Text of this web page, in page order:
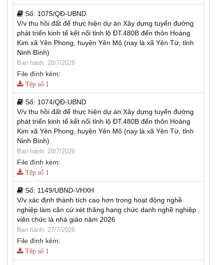
Số: 1075/QĐ-UBND
V/v thu hồi đất để thực hiện dự án Xây dựng tuyến đường
phát triển kinh tế kết nối tỉnh lộ ĐT.480B đến thôn Hoàng
Kim xã Yên Phong, huyện Yên Mô (nay là xã Yên Từ, tỉnh
Ninh Bình)
Ban hành: 28/7/2026
File đính kèm:
Tệp số 1
Số: 1074/QĐ-UBND
V/v thu hồi đất để thực hiện dự án Xây dựng tuyến đường
phát triển kinh tế kết nối tỉnh lộ ĐT.480B đến thôn Hoàng
Kim xã Yên Phong, huyện Yên Mô (nay là xã Yên Từ, tỉnh
Ninh Bình)
Ban hành: 28/7/2026
File đính kèm:
Tệp số 1
Số: 1149/UBND-VHXH
V/v xác định thành tích cao hơn trong hoạt động nghề
nghiệp làm căn cứ xét thăng hạng chức danh nghề nghiệp
viên chức là nhà giáo năm 2026
Ban hành: 27/7/2026
File đính kèm:
Tệp số 1